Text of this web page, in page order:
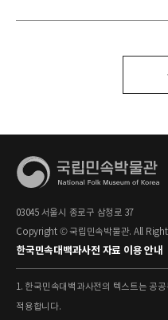
03045 서울시 종로구 삼청로 37
Copyright © 국립민속박물관. All
한국민속대백과사전 자료 이용 안내
1. 한국민속대백과사전의 텍스트는 공
적용합니다.